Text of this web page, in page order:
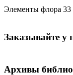
Элементы флора
Заказывайте у
Архивы